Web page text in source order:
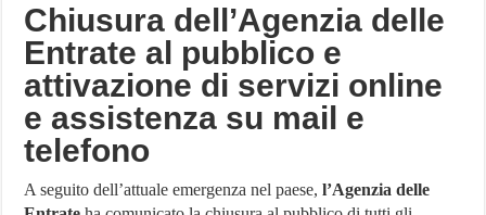
Chiusura dell’Agenzia delle
Entrate al pubblico e
attivazione di servizi online
e assistenza su mail e
telefono
A seguito dell’attuale emergenza nel paese,l’Agenzia delle